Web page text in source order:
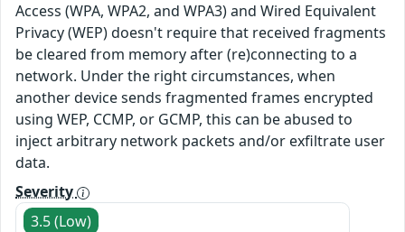
Access (WPA, WPA2, and WPA3) and Wired Equivalent
Privacy (WEP) doesn't require that received fragments
be cleared from memory after (re)connecting to a
network. Under the right circumstances, when
another device sends fragmented frames encrypted
using WEP, CCMP, or GCMP, this can be abused to
inject arbitrary network packets and/or exfiltrate user
data.
Severity
3.5 (Low)